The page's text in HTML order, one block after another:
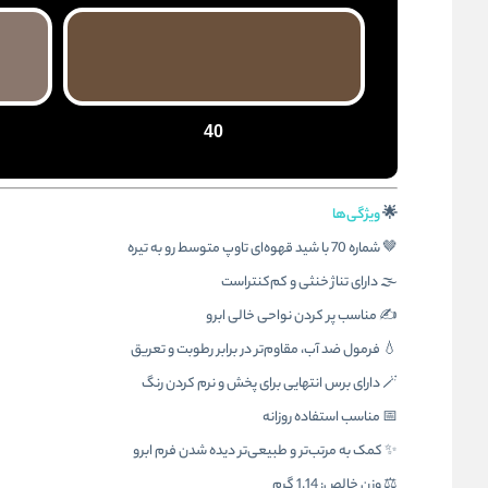
40
🌟ویژگی‌ها
🤎 شماره 70 با شید قهوه‌ای تاوپ متوسط رو به تیره
🌫️ دارای تناژ خنثی و کم‌کنتراست
✍️ مناسب پر کردن نواحی خالی ابرو
💧 فرمول ضد آب، مقاوم‌تر در برابر رطوبت و تعریق
🪄 دارای برس انتهایی برای پخش و نرم کردن رنگ
📅 مناسب استفاده روزانه
✨ کمک به مرتب‌تر و طبیعی‌تر دیده شدن فرم ابرو